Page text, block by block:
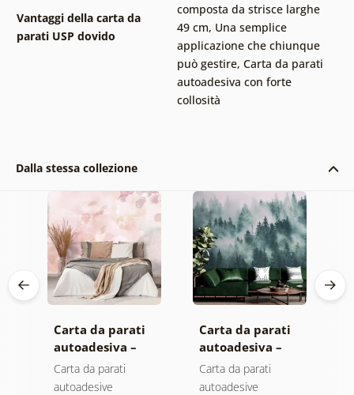
Vantaggi della carta da
parati USP dovido
composta da strisce larghe
49 cm, Una semplice
applicazione che chiunque
può gestire, Carta da parati
autoadesiva con forte
collosità
Dalla stessa collezione
Carta da parati
autoadesiva –
Foglie con
sfumatura
Carta da parati
autoadesive
Carta da parati
autoadesiva –
Foresta nella
nebbia
Carta da parati
autoadesive